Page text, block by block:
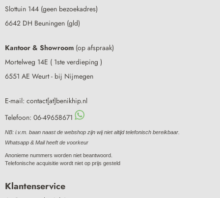
Slottuin 144 (geen bezoekadres)
6642 DH Beuningen (gld)
Kantoor & Showroom (op afspraak)
Mortelweg 14E ( 1ste verdieping )
6551 AE Weurt - bij Nijmegen
E-mail: contact[at]benikhip.nl
Telefoon: 06-49658671
NB: i.v.m. baan naast de webshop zijn wij niet altijd telefonisch bereikbaar.
Whatsapp & Mail heeft de voorkeur
Anonieme nummers worden niet beantwoord.
Telefonische acquisitie wordt niet op prijs gesteld
Klantenservice